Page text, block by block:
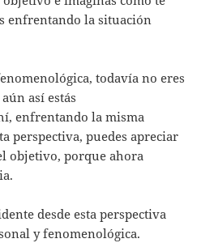
enfrentando la situación
todavía no eres
así estás
enfrentando la misma
perspectiva, puedes apreciar
objetivo, porque ahora
desde esta perspectiva
y fenomenológica.